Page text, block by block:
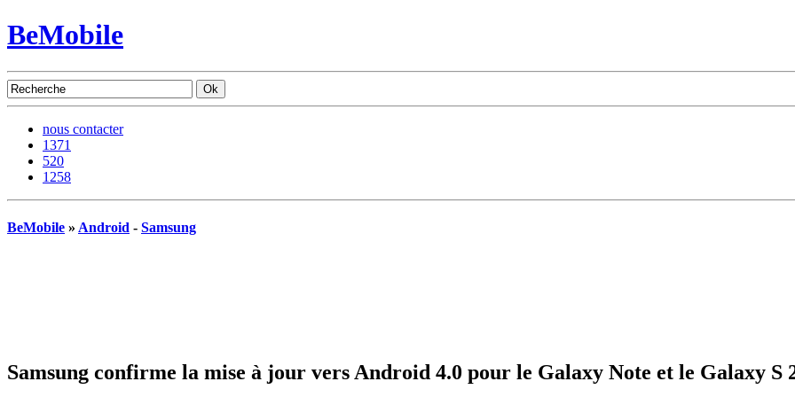
BeMobile
nous contacter
1371
520
1258
BeMobile » Android - Samsung
Samsung confirme la mise à jour vers Android 4.0 pour le Galaxy Note et le Galaxy S